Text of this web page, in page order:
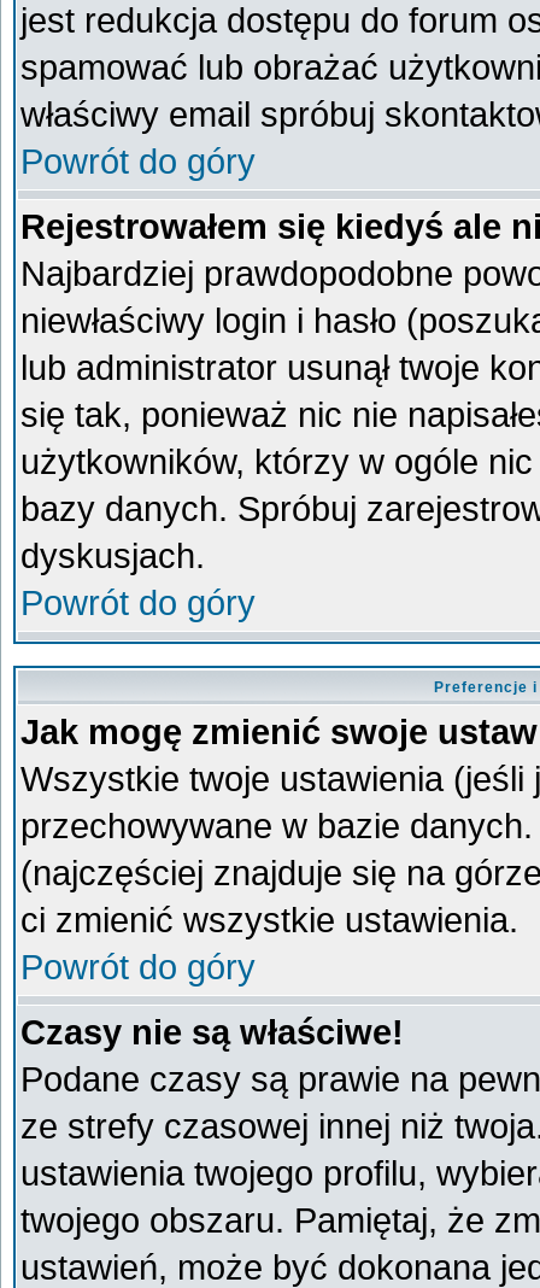
jest redukcja dostępu do forum
spamować lub obrażać
właściwy email spróbuj
Powrót do góry
Rejestrowałem się kiedyś ale
Najbardziej prawdopodobne
niewłaściwy login i hasło
lub administrator usunął twoje
się tak, ponieważ nic nie
użytkowników, którzy w ogóle
bazy danych. Spróbuj
dyskusjach.
Powrót do góry
Preferencje
Jak mogę zmienić swoje
Wszystkie twoje ustawienia
przechowywane w bazie
(najczęściej znajduje się na
ci zmienić wszystkie ustawienia.
Powrót do góry
Czasy nie są właściwe!
Podane czasy są prawie na
ze strefy czasowej innej niż
ustawienia twojego profilu,
twojego obszaru. Pamiętaj, że
ustawień, może być dokonana